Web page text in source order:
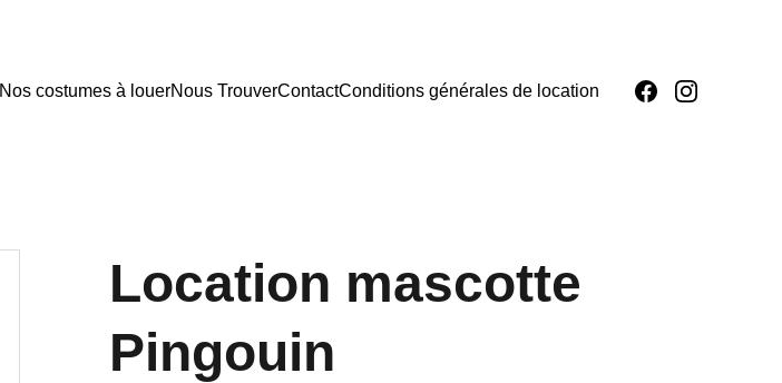
Nos costumes à louerNous TrouverContactConditions générales de location
Location mascotte
Pingouin